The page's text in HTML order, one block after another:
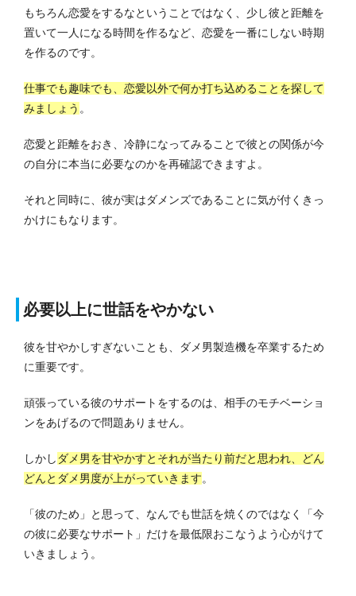
もちろん恋愛をするなということではなく、少し彼と距離を
置いて一人になる時間を作るなど、恋愛を一番にしない時期
を作るのです。
仕事でも趣味でも、恋愛以外で何か打ち込めることを探して
みましょう 。
恋愛と距離をおき、冷静になってみることで彼との関係が今
の自分に本当に必要なのかを再確認できますよ。
それと同時に、彼が実はダメンズであることに気が付くきっ
かけにもなります。
必要以上に世話をやかない
彼を甘やかしすぎないことも、ダメ男製造機を卒業するため
に重要です。
頑張っている彼のサポートをするのは、相手のモチベーショ
ンをあげるので問題ありません。
しかし ダメ男を甘やかすとそれが当たり前だと思われ、どん
どんとダメ男度が上がっていきます。
「彼のため」と思って、なんでも世話を焼くのではなく「今
の彼に必要なサポート」だけを最低限おこなうよう心がけて
いきましょう。